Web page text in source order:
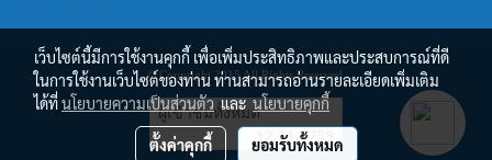
© Copyright 2015 All Rights Reserved.
ผู้เข้าชมทั้งหมด
12,712,739
เว็บไซต์นี้มีการใช้งานคุกกี้ เพื่อเพิ่มประสิทธิภาพและประสบการณ์ที่ดี
ในการใช้งานเว็บไซต์ของท่าน ท่านสามารถอ่านรายละเอียดเพิ่มเติม
ได้ที่นโยบายความเป็นส่วนตัวและนโยบายคุกกี้
ตั้งค่าคุกกี้ ยอมรับทั้งหมด